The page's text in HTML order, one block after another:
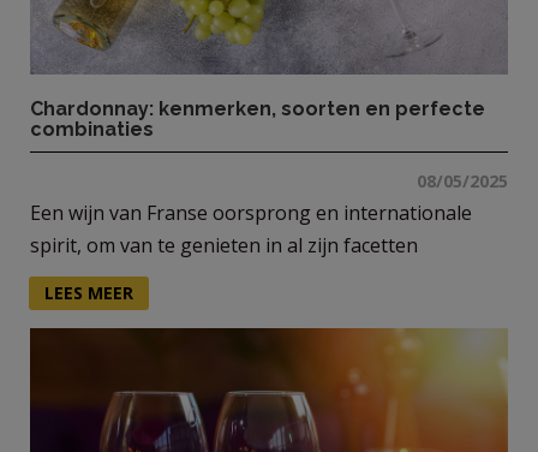
Chardonnay: kenmerken, soorten en perfecte
combinaties
08/05/2025
Een wijn van Franse oorsprong en internationale
spirit, om van te genieten in al zijn facetten
LEES MEER